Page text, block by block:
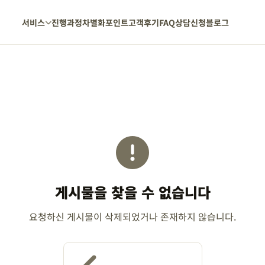
서비스 진행과정차별화포인트고객후기FAQ상담신청블로그
게시물을 찾을 수 없습니다
요청하신 게시물이 삭제되었거나 존재하지 않습니다.